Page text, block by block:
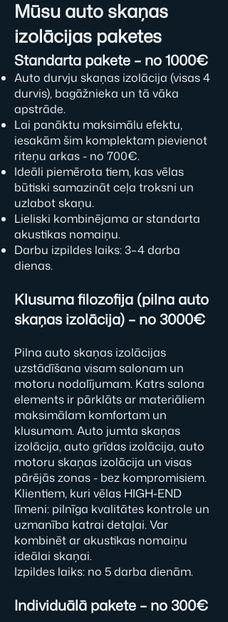
Mūsu auto skaņas
izolācijas paketes
Standarta pakete – no 1000€
Auto durvju skaņas izolācija (visas 4
durvis), bagāžnieka un tā vāka
apstrāde.
Lai panāktu maksimālu efektu,
iesakām šim komplektam pievienot
riteņu arkas - no 700€.
Ideāli piemērota tiem, kas vēlas
būtiski samazināt ceļa troksni un
uzlabot skaņu.
Lieliski kombinējama ar standarta
akustikas nomaiņu.
Darbu izpildes laiks: 3–4 darba
dienas.
Klusuma filozofija (pilna auto
skaņas izolācija) – no 3000€
Pilna auto skaņas izolācijas
uzstādīšana visam salonam un
motoru nodalījumam. Katrs salona
elements ir pārklāts ar materiāliem
maksimālam komfortam un
klusumam. Auto jumta skaņas
izolācija, auto grīdas izolācija, auto
motoru skaņas izolācija un visas
pārējās zonas - bez kompromisiem.
Klientiem, kuri vēlas HIGH-END
līmeni: pilnīga kvalitātes kontrole un
uzmanība katrai detaļai. Var
kombinēt ar akustikas nomaiņu
ideālai skaņai.
Izpildes laiks: no 5 darba dienām.
Individuālā pakete – no 300€